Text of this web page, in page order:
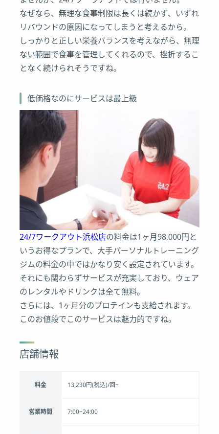
なぜなら、無理な食事制限は長くは続かず、いずれ
リバウンドの原因になってしまうと考えるから。
しっかりと正しい栄養バランスを考えながら、無理
ない範囲で食事を管理してくれるので、挫折するこ
となく続けられそうですね。
低価格なのにサービスは最上級
24/7ワークアウト浜松店の料金は1ヶ月98,000円と
いうお得なプランで、大手パーソナルトレーニング
ジムの料金の中ではかなり安く設定されています。
それにも関わらずサービスが充実しており、ウェア
のレンタルやドリンクは全て無料。
さらには、1ヶ月分のプロテインも支給されます。
このお値段でこのサービスは魅力的ですね。
店舗情報
料金 13,230円(税込)/回~
営業時間 7:00~24:00